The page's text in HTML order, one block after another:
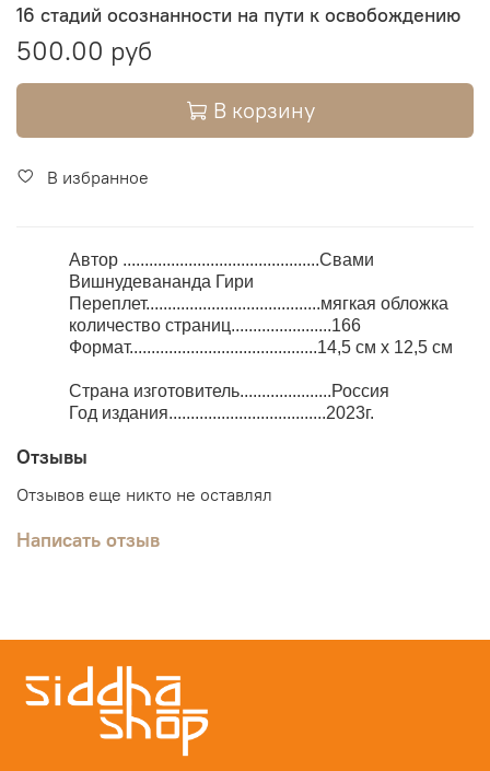
16 стадий осознанности на пути к освобождению
500.00 руб
В корзину
В избранное
Автор .............................................Свами
Вишнудевананда Гири
Переплет........................................мягкая обложка
количество страниц.......................166
Формат...........................................14,5 см x 12,5 см
Страна изготовитель.....................Россия
Год издания....................................2023г.
Отзывы
Отзывов еще никто не оставлял
Написать отзыв